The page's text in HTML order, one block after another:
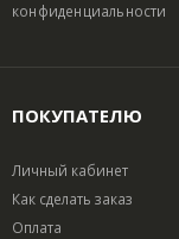
конфиденциальности
ПОКУПАТЕЛЮ
Личный кабинет
Как сделать заказ
Оплата